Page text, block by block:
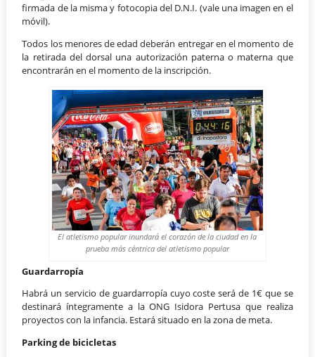
firmada de la misma y fotocopia del D.N.I. (vale una imagen en el
móvil).
Todos los menores de edad deberán entregar en el momento de
la retirada del dorsal una autorización paterna o materna que
encontrarán en el momento de la inscripción.
El atletismo popular inundará el corazón de la ciudad en la
prueba más céntrica del atletismo popular
Guardarropía
Habrá un servicio de guardarropía cuyo coste será de 1€ que se
destinará íntegramente a la ONG Isidora Pertusa que realiza
proyectos con la infancia. Estará situado en la zona de meta.
Parking de bicicletas